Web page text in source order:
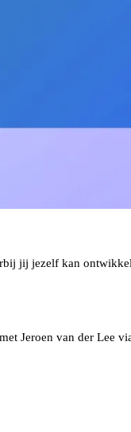
jij jezelf kan
Jeroen van der Lee